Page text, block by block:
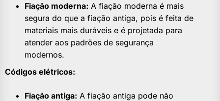
Fiação moderna: A fiação moderna é mais
segura do que a fiação antiga, pois é feita de
materiais mais duráveis e é projetada para
atender aos padrões de segurança
modernos.
Códigos elétricos:
Fiação antiga: A fiação antiga pode não